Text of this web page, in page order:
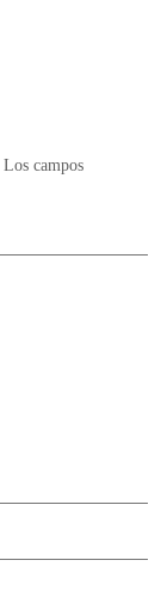
Los campos